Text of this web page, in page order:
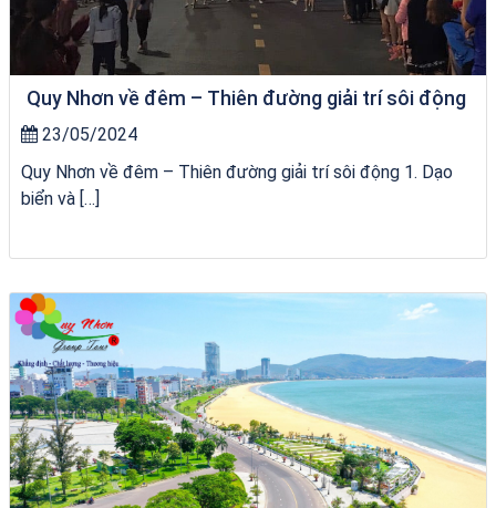
Quy Nhơn về đêm – Thiên đường giải trí sôi động
23/05/2024
Quy Nhơn về đêm – Thiên đường giải trí sôi động 1. Dạo
biển và […]
Tour Sóc Trăng Phú Yên